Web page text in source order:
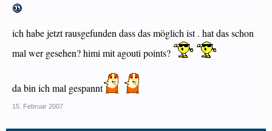
ich habe jetzt rausgefunden dass das möglich ist . hat das schon
mal wer gesehen? himi mit agouti points?
da bin ich mal gespannt
15. Februar 2007